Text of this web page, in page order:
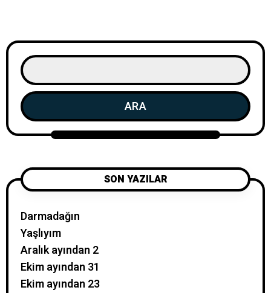
ARA
SON YAZILAR
Darmadağın
Yaşlıyım
Aralık ayından 2
Ekim ayından 31
Ekim ayından 23